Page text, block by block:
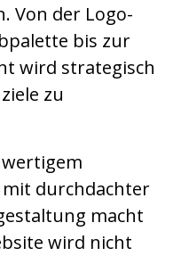
Von der Logo-
bis zur
wird strategisch
zu
mit durchdachter
macht
wird nicht